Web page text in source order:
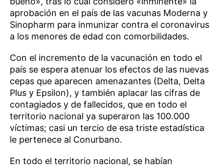
aprobación en el país de las vacunas Moderna y
Sinopharm para inmunizar contra el coronavirus
a los menores de edad con comorbilidades.
Con el incremento de la vacunación en todo el
país se espera atenuar los efectos de las nuevas
cepas que aparecen amenazantes (Delta, Delta
Plus y Epsilon), y también aplacar las cifras de
contagiados y de fallecidos, que en todo el
territorio nacional ya superaron las 100.000
víctimas; casi un tercio de esa triste estadística
le pertenece al Conurbano.
En todo el territorio nacional, se habían